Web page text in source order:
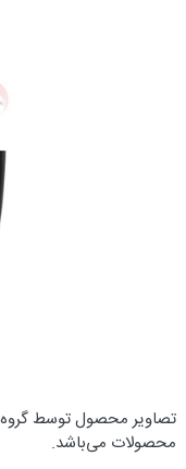
تصاویر محصول توسط گروه
محصولات می‌باشد.